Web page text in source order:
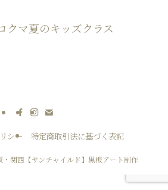
クマ夏のキッズクラス
シー 特定商取引法に基づく表記
・関西【サンチャイルド】黒板アート制作